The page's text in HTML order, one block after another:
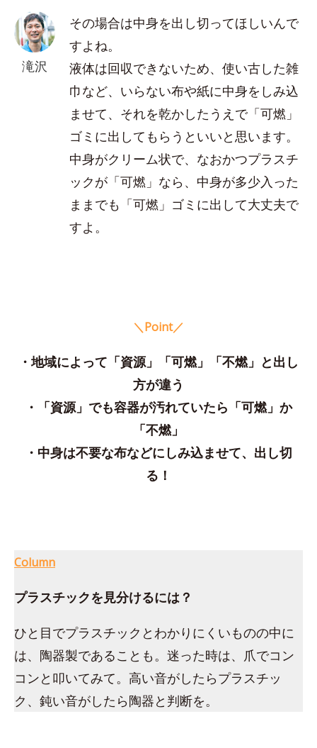
滝沢
その場合は中身を出し切ってほしいんで
すよね。
液体は回収できないため、使い古した雑
巾など、いらない布や紙に中身をしみ込
ませて、それを乾かしたうえで「可燃」
ゴミに出してもらうといいと思います。
中身がクリーム状で、なおかつプラスチ
ックが「可燃」なら、中身が多少入った
ままでも「可燃」ゴミに出して大丈夫で
すよ。
＼Point／
・地域によって「資源」「可燃」「不燃」と出し
方が違う
・「資源」でも容器が汚れていたら「可燃」か
「不燃」
・中身は不要な布などにしみ込ませて、出し切
る！
Column
プラスチックを見分けるには？
ひと目でプラスチックとわかりにくいものの中に
は、陶器製であることも。迷った時は、爪でコン
コンと叩いてみて。高い音がしたらプラスチッ
ク、鈍い音がしたら陶器と判断を。